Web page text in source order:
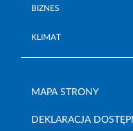
BIZNES
KLIMAT
MAPA STRONY
DEKLARACJA